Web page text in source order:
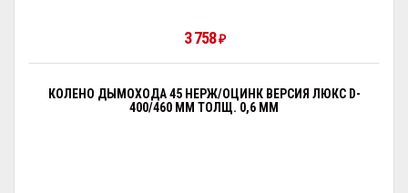
3 758₽
КОЛЕНО ДЫМОХОДА 45 НЕРЖ/ОЦИНК ВЕРСИЯ ЛЮКС D-
400/460 ММ ТОЛЩ. 0,6 ММ